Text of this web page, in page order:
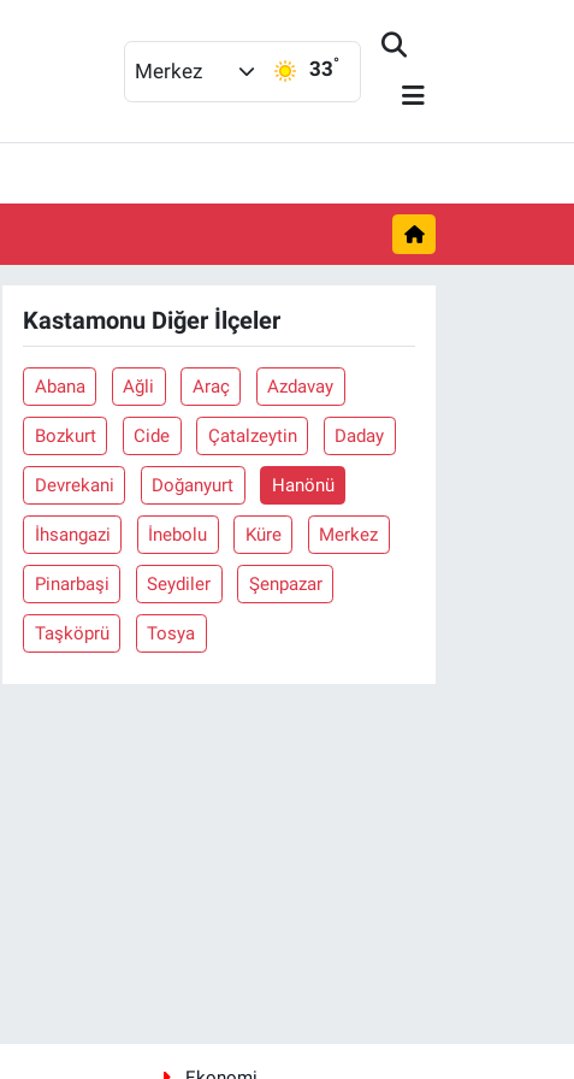
Merkez 33°
Kastamonu Diğer İlçeler
Abana Ağli Araç Azdavay
Bozkurt Cide Çatalzeytin Daday
Devrekani Doğanyurt Hanönü
İhsangazi İnebolu Küre Merkez
Pinarbaşi Seydiler Şenpazar
Taşköprü Tosya